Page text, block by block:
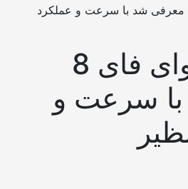
وای فای 8 معرفی شد با سرعت و عملکرد
اولین روتر وای فای 8
سرعت و